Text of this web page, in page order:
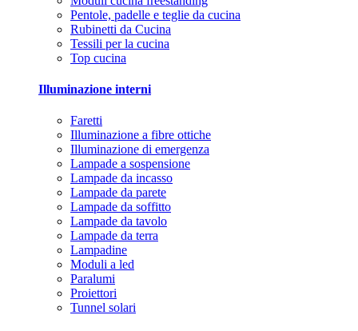
Pentole, padelle e teglie da cucina
Rubinetti da Cucina
Tessili per la cucina
Top cucina
Illuminazione interni
Faretti
Illuminazione a fibre ottiche
Illuminazione di emergenza
Lampade a sospensione
Lampade da incasso
Lampade da parete
Lampade da soffitto
Lampade da tavolo
Lampade da terra
Lampadine
Moduli a led
Paralumi
Proiettori
Tunnel solari